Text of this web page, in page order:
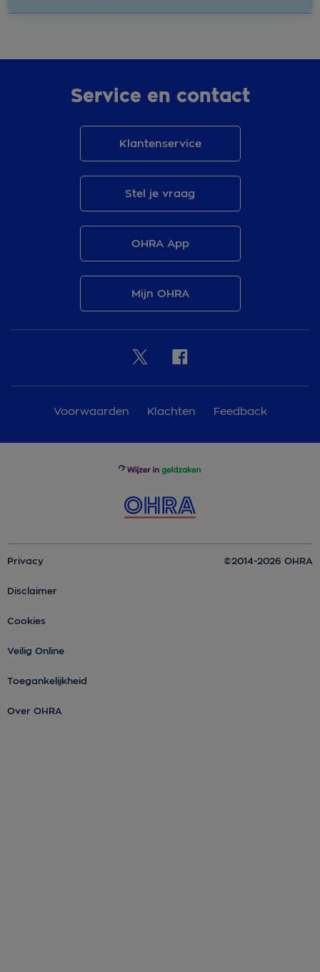
Service en contact
Klantenservice
Stel je vraag
OHRA App
Mijn OHRA
Voorwaarden Klachten Feedback
Privacy
Disclaimer
Cookies
Veilig Online
Toegankelijkheid
Over OHRA
©2014-2026 OHRA